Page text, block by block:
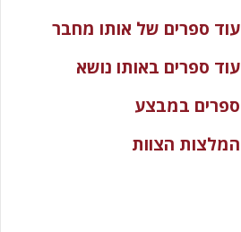
עוד ספרים של אותו מחבר
עוד ספרים באותו נושא
ספרים במבצע
המלצות הצוות